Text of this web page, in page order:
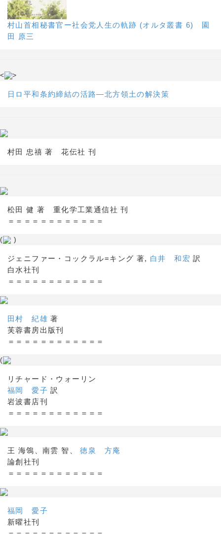
村山首相秘書官ー社会党人生の軌跡 (オルタ叢書 6) 園
田 原三
< >
日ロ平和条約締結の活路―北方領土の解決策
村田 忠禧 著 花伝社 刊
松田 健 著 重化学工業通信社 刊
＝＝＝＝＝＝＝＝＝＝＝＝
( )
ジェニファー・コックラル=キング 著, 白井 和宏 訳
白水社刊
＝＝＝＝＝＝＝＝＝＝＝＝
田村 紀雄 著
芙蓉書房出版刊
＝＝＝＝＝＝＝＝＝＝＝＝
(
リチャード・ウォーリン
福岡 愛子 訳
岩波書店刊
＝＝＝＝＝＝＝＝＝＝＝＝
王 海鴒、南雲 智、徳泉 方庵
論創社刊
＝＝＝＝＝＝＝＝＝＝＝＝
福岡 愛子
新曜社刊